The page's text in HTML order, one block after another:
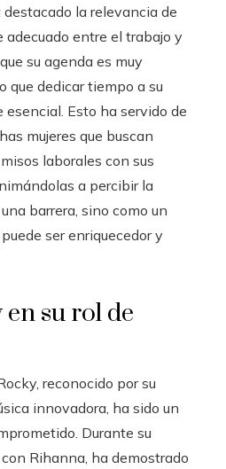
la relevancia de
entre el trabajo y
su agenda es muy
que dedicar tiempo a su
Esto ha servido de
mujeres que buscan
laborales con sus
a percibir la
barrera, sino como un
ser enriquecedor y
su rol de
reconocido por su
innovadora, ha sido un
Durante su
Rihanna, ha demostrado